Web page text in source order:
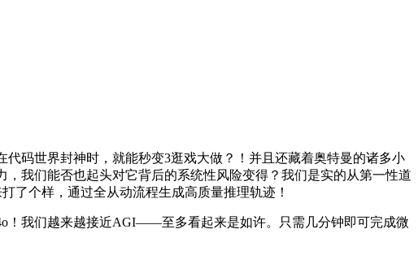
码世界封神时，就能秒变3逛戏大做？！并且还藏着奥特曼的诸多小
我们能否也起头对它背后的系统性风险变得？我们是实的从第一性道
了个样，通过全从动流程生成高质量推理轨迹！
！我们越来越接近AGI——至多看起来是如许。只需几分钟即可完成微